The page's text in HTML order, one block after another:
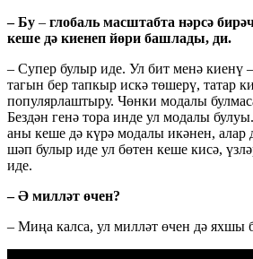
– Бу – глобаль масштабта нәрсә
кеше дә киенеп йөри башлады, ди.
– Супер булыр иде. Ул бит менә киенү
тагын бер тапкыр искә төшерү, татар
популярлаштыру. Чөнки модалы
Бездән генә тора инде ул модалы
аны кеше дә күрә модалы икәнен, алар
шәп булыр иде ул бөтен кеше кисә,
иде.
– Ә милләт өчен?
– Миңа калса, ул милләт өчен дә яхшы